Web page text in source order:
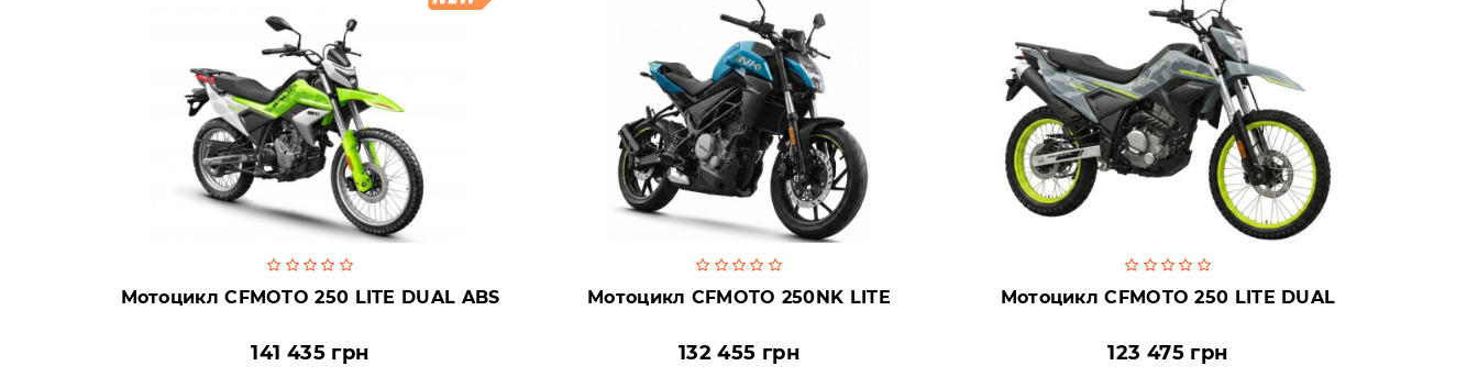
Мотоцикл CFMOTO 250 LITE DUAL ABS
141 435 грн
Мотоцикл CFMOTO 250NK LITE
132 455 грн
Мотоцикл CFMOTO 250 LITE DUAL
123 475 грн